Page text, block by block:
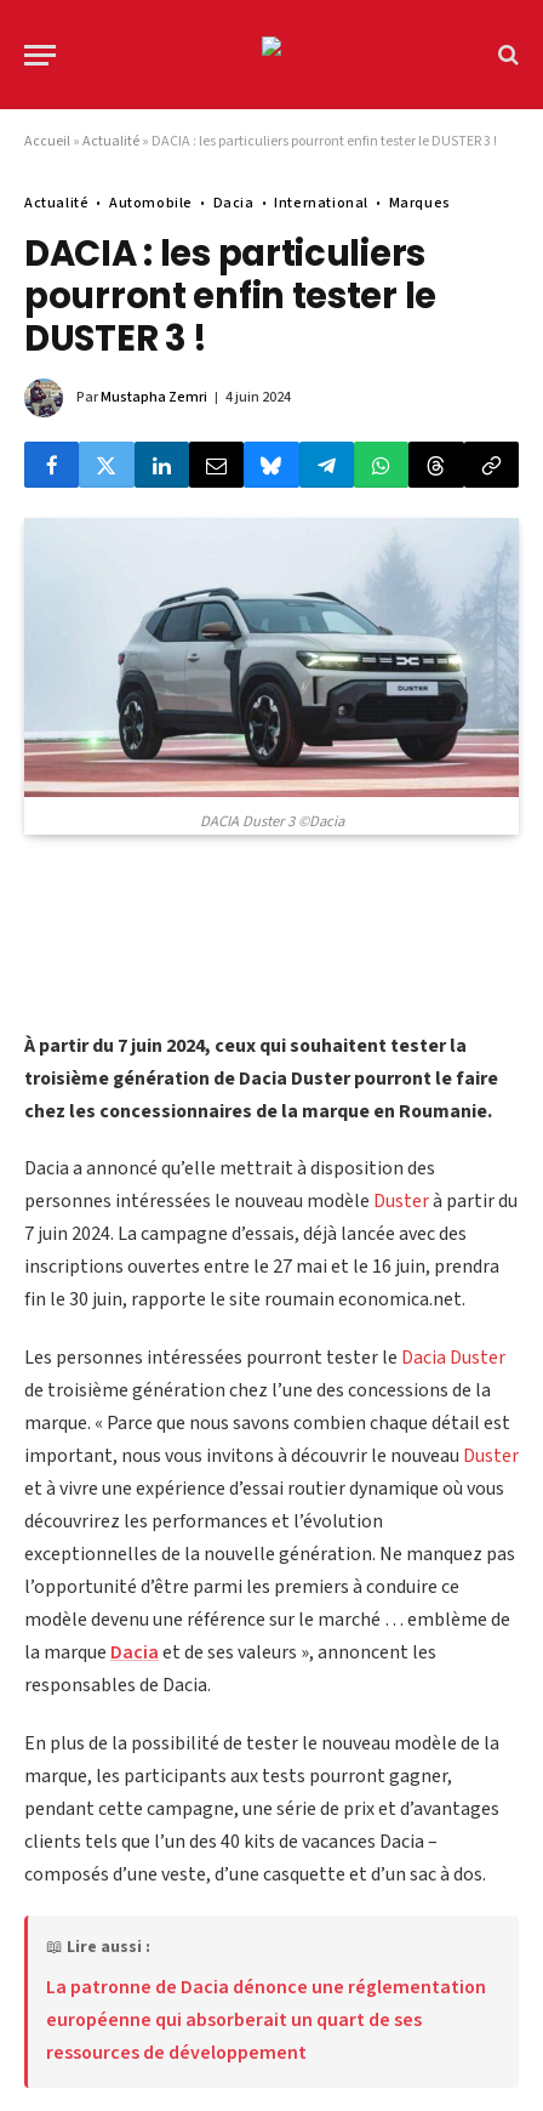
Accueil»Actualité» DACIA : les particuliers pourront enfin tester le DUSTER 3 !
Actualité Automobile Dacia International Marques
DACIA : les particuliers
pourront enfin tester le
DUSTER 3 !
ParMustapha Zemri 4 juin 2024
DACIA Duster 3 ©Dacia
À partir du 7 juin 2024, ceux qui souhaitent tester la
troisième génération de Dacia Duster pourront le faire
chez les concessionnaires de la marque en Roumanie.
Dacia a annoncé qu’elle mettrait à disposition des
personnes intéressées le nouveau modèle Dusterà partir du
7 juin 2024. La campagne d’essais, déjà lancée avec des
inscriptions ouvertes entre le 27 mai et le 16 juin, prendra
fin le 30 juin, rapporte le site roumain economica.net.
Les personnes intéressées pourront tester le Dacia Duster
de troisième génération chez l’une des concessions de la
marque. « Parce que nous savons combien chaque détail est
important, nous vous invitons à découvrir le nouveau Duster
et à vivre une expérience d’essai routier dynamique où vous
découvrirez les performances et l’évolution
exceptionnelles de la nouvelle génération. Ne manquez pas
l’opportunité d’être parmi les premiers à conduire ce
modèle devenu une référence sur le marché … emblème de
la marque Daciaet de ses valeurs », annoncent les
responsables de Dacia.
En plus de la possibilité de tester le nouveau modèle de la
marque, les participants aux tests pourront gagner,
pendant cette campagne, une série de prix et d’avantages
clients tels que l’un des 40 kits de vacances Dacia –
composés d’une veste, d’une casquette et d’un sac à dos.
📖 Lire aussi :
La patronne de Dacia dénonce une réglementation
européenne qui absorberait un quart de ses
ressources de développement